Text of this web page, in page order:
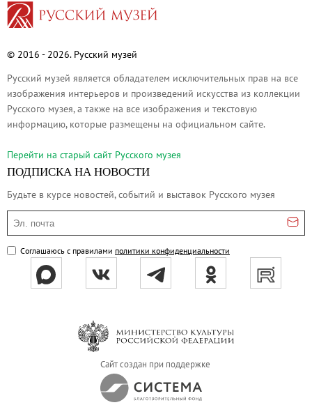
Летний сад
Западный павильон Михайловского
Восточный павильон Михайловского
Филиал в Кемерово
Клуб Друзей Русского музея
Партнеры и спонсоры
Культурно-просветительские и
Ассоциация художественных музеев
Локальные нормативные акты
Уставные документы
Закупки
Результаты проведения специальной
Аренда
Противодействие коррупции
Страницы памяти
Древнерусское искусство
© 2016 - 2026. Русский музей
Русский музей является обладателем исключительных прав на все
изображения интерьеров и произведений искусства из коллекции
Русского музея, а также на все изображения и текстовую
информацию, которые размещены на официальном сайте.
Перейти на cтарый сайт Русского музея
ПОДПИСКА НА НОВОСТИ
Будьте в курсе новостей, событий и выставок Русского музея
Эл. почта
Соглашаюсь с правилами политики конфиденциальности
Сайт создан при поддержке